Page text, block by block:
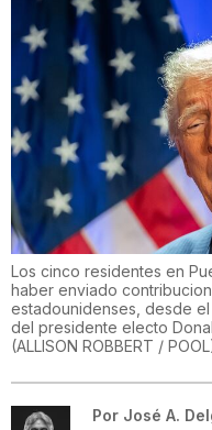
Los cinco residentes en
haber enviado
estadounidenses, desde
del presidente electo
(ALLISON ROBBERT / POOL
Por José A.